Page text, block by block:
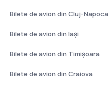
Bilete de avion din Cluj-Napoca
Bilete de avion din Iași
Bilete de avion din Timișoara
Bilete de avion din Craiova